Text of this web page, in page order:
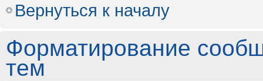
Вернуться к началу
Форматирование
тем